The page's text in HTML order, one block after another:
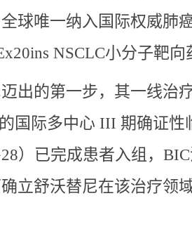
球唯一纳入国际权威肺
NSCLC小分子靶向
出的第一步，其一线治
国际多中心 III 期确证性
）已完成患者入组，
立舒沃替尼在该治疗领